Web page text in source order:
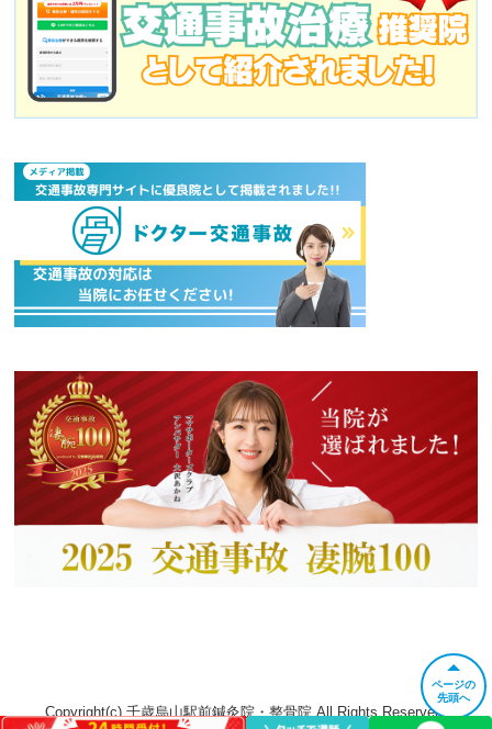
ページの
先頭へ
Copyright(c) 千歳烏山駅前鍼灸院・整骨院 All Rights Reserved.